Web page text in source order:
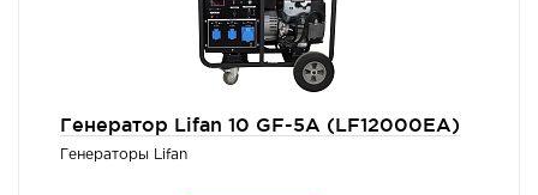
Генератор Lifan 10 GF-5A (LF12000ЕА)
Генераторы Lifan